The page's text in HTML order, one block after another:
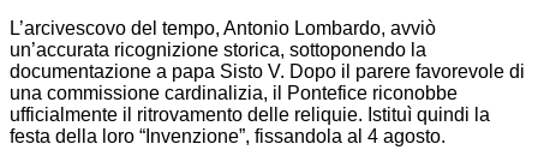
L’arcivescovo del tempo, Antonio Lombardo, avviò
un’accurata ricognizione storica, sottoponendo la
documentazione a papa Sisto V. Dopo il parere favorevole di
una commissione cardinalizia, il Pontefice riconobbe
ufficialmente il ritrovamento delle reliquie. Istituì quindi la
festa della loro “Invenzione”, fissandola al 4 agosto.